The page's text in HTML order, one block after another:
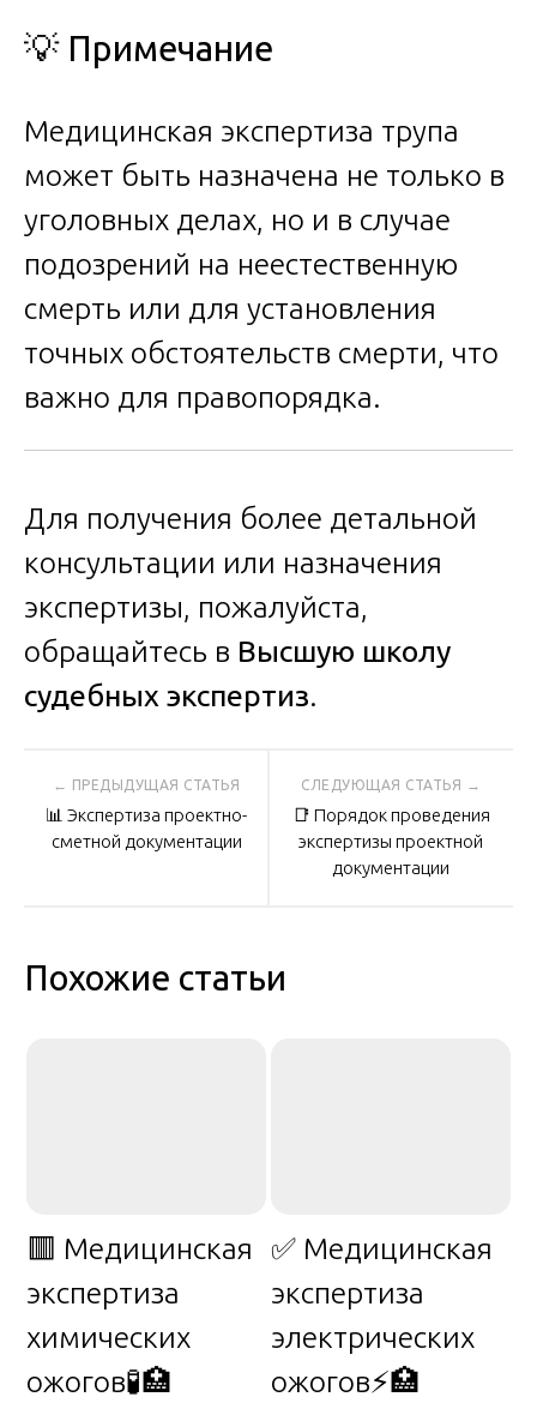
💡 Примечание
Медицинская экспертиза трупа
может быть назначена не только в
уголовных делах, но и в случае
подозрений на неестественную
смерть или для установления
точных обстоятельств смерти, что
важно для правопорядка.
Для получения более детальной
консультации или назначения
экспертизы, пожалуйста,
обращайтесь в Высшую школу
судебных экспертиз.
Навигация
по
📊 Экспертиза проектно-
сметной документации
📑 Порядок проведения
экспертизы проектной
документации
Похожие статьи
🟥 Медицинская
экспертиза
химических
ожогов🧪🏥
✅ Медицинская
экспертиза
электрических
ожогов⚡🏥